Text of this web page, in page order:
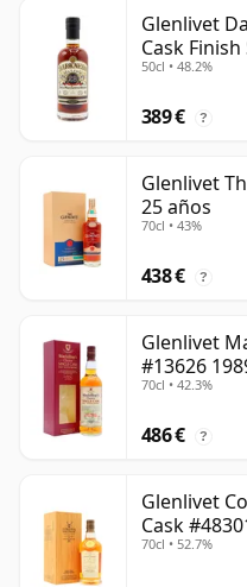
Glenlivet
Cask
50cl • 48.2%
389 € ?
Glenlivet
25 años
70cl • 43%
438 € ?
Glenlivet
#13626
70cl • 42.3%
486 € ?
Glenlivet
Cask
70cl • 52.7%